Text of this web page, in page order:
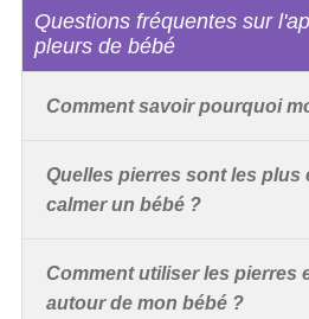
Questions fréquentes sur
pleurs de bébé
Comment savoir pourquoi
Quelles pierres sont les plus
calmer un bébé ?
Comment utiliser les pierres
autour de mon bébé ?